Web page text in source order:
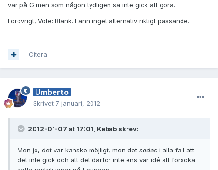
var på G men som någon tydligen sa inte gick att göra.
Förövrigt, Vote: Blank. Fann inget alternativ riktigt passande.
Citera
Umberto
Skrivet 7 januari, 2012
2012-01-07 at 17:01, Kebab skrev:
Men jo, det var kanske möjligt, men det sades i alla fall att
det inte gick och att det därför inte ens var idé att försöka